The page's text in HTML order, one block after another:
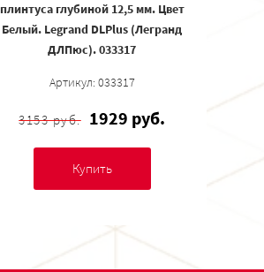
плинтуса глубиной 12,5 мм. Цвет
Белый. Legrand DLPlus (Легранд
ДЛПюс). 033317
Артикул: 033317
3153 руб. 1929 руб.
Купить